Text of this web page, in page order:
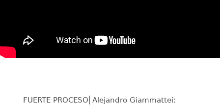
FUERTE PROCESO⎜Alejandro Giammattei: